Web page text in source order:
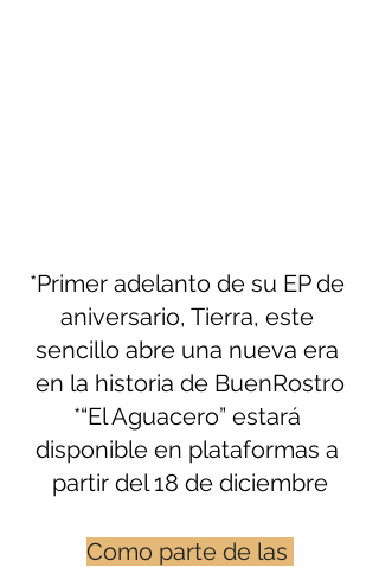
*Primer adelanto de su EP de
aniversario, Tierra, este
sencillo abre una nueva era
en la historia de BuenRostro
*“El Aguacero” estará
disponible en plataformas a
partir del 18 de diciembre
Como parte de las